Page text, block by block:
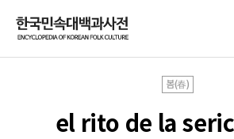
봄(春)
el rito de la